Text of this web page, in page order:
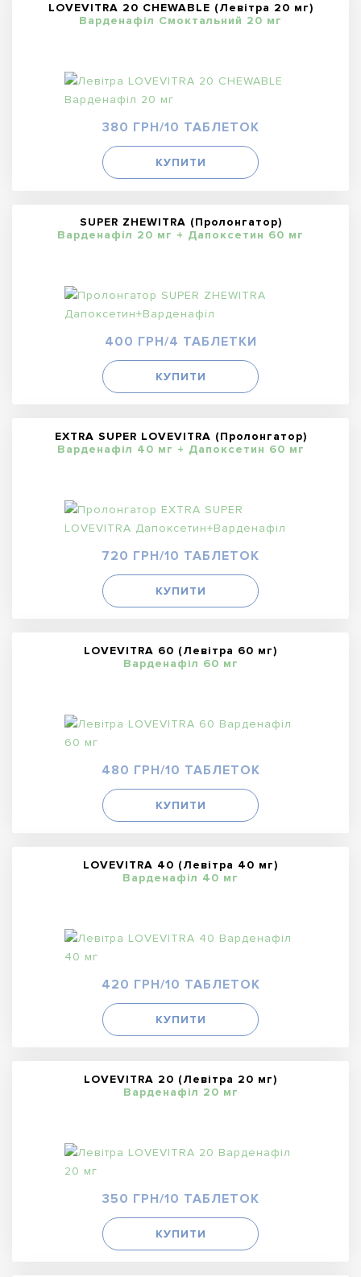
LOVEVITRA 20 CHEWABLE (Левітра 20 мг)
Варденафіл Смоктальний 20 мг
380 ГРН/10 ТАБЛЕТОК
КУПИТИ
SUPER ZHEWITRA (Пролонгатор)
Варденафіл 20 мг + Дапоксетин 60 мг
400 ГРН/4 ТАБЛЕТКИ
КУПИТИ
EXTRA SUPER LOVEVITRA (Пролонгатор)
Варденафіл 40 мг + Дапоксетин 60 мг
720 ГРН/10 ТАБЛЕТОК
КУПИТИ
LOVEVITRA 60 (Левітра 60 мг)
Варденафіл 60 мг
480 ГРН/10 ТАБЛЕТОК
КУПИТИ
LOVEVITRA 40 (Левітра 40 мг)
Варденафіл 40 мг
420 ГРН/10 ТАБЛЕТОК
КУПИТИ
LOVEVITRA 20 (Левітра 20 мг)
Варденафіл 20 мг
350 ГРН/10 ТАБЛЕТОК
КУПИТИ